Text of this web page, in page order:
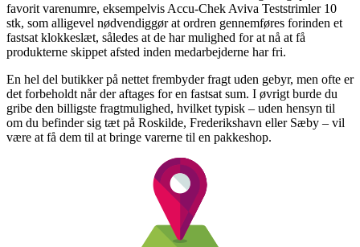
favorit varenumre, eksempelvis Accu-Chek Aviva Teststrimler 10
stk, som alligevel nødvendiggør at ordren gennemføres forinden et
fastsat klokkeslæt, således at de har mulighed for at nå at få
produkterne skippet afsted inden medarbejderne har fri.
En hel del butikker på nettet frembyder fragt uden gebyr, men ofte er
det forbeholdt når der aftages for en fastsat sum. I øvrigt burde du
gribe den billigste fragtmulighed, hvilket typisk – uden hensyn til
om du befinder sig tæt på Roskilde, Frederikshavn eller Sæby – vil
være at få dem til at bringe varerne til en pakkeshop.